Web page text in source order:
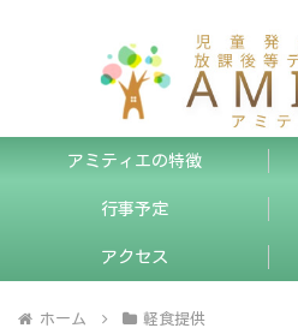
アミティエの特徴
行事予定
アクセス
ホーム 軽食提供